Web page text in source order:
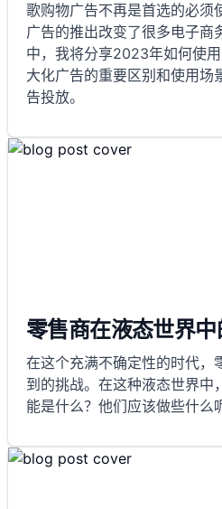
歌购物广告不再是首选的必须
广告的推出改变了很多电子商
中，我将分享2023年如何使
大化广告的重要区别和使用场
告投放。
零售商在液态世界中
在这个充满不确定性的时代，
到的挑战。在这种液态世界中
能是什么？他们应该做些什么